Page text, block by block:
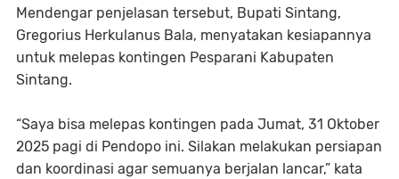
Mendengar penjelasan tersebut, Bupati Sintang,
Gregorius Herkulanus Bala, menyatakan kesiapannya
untuk melepas kontingen Pesparani Kabupaten
Sintang.
“Saya bisa melepas kontingen pada Jumat, 31 Oktober
2025 pagi di Pendopo ini. Silakan melakukan persiapan
dan koordinasi agar semuanya berjalan lancar,” kata